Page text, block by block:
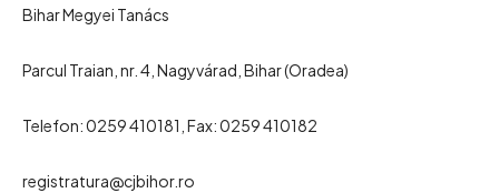
Bihar Megyei Tanács
Parcul Traian, nr. 4, Nagyvárad, Bihar (Oradea)
Telefon: 0259 410181, Fax: 0259 410182
registratura@cjbihor.ro